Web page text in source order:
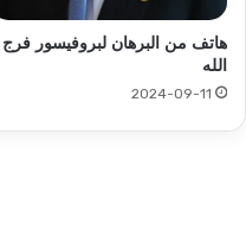
هاتف من البرهان لبروفيسور فرج
الله
2024-09-11